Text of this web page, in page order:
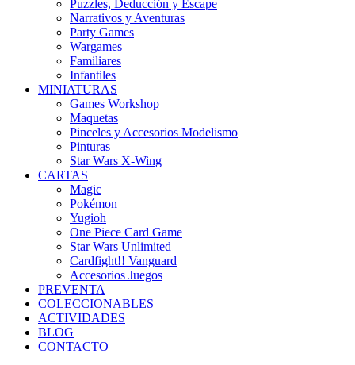
Puzzles, Deducción y Escape
Narrativos y Aventuras
Party Games
Wargames
Familiares
Infantiles
MINIATURAS
Games Workshop
Maquetas
Pinceles y Accesorios Modelismo
Pinturas
Star Wars X-Wing
CARTAS
Magic
Pokémon
Yugioh
One Piece Card Game
Star Wars Unlimited
Cardfight!! Vanguard
Accesorios Juegos
PREVENTA
COLECCIONABLES
ACTIVIDADES
BLOG
CONTACTO